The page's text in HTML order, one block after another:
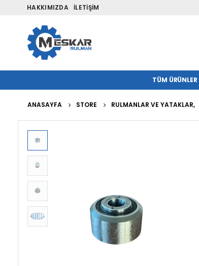
HAKKIMIZDA İLETIŞIM
TÜM ÜRÜNLER
ANASAYFA STORE RULMANLAR VE YATAKLAR,